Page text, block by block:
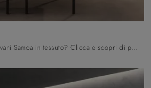
Cerchi salotti e divani Samoa in tessuto? Clicca e scopri di più sul modello Blank per spazi design.